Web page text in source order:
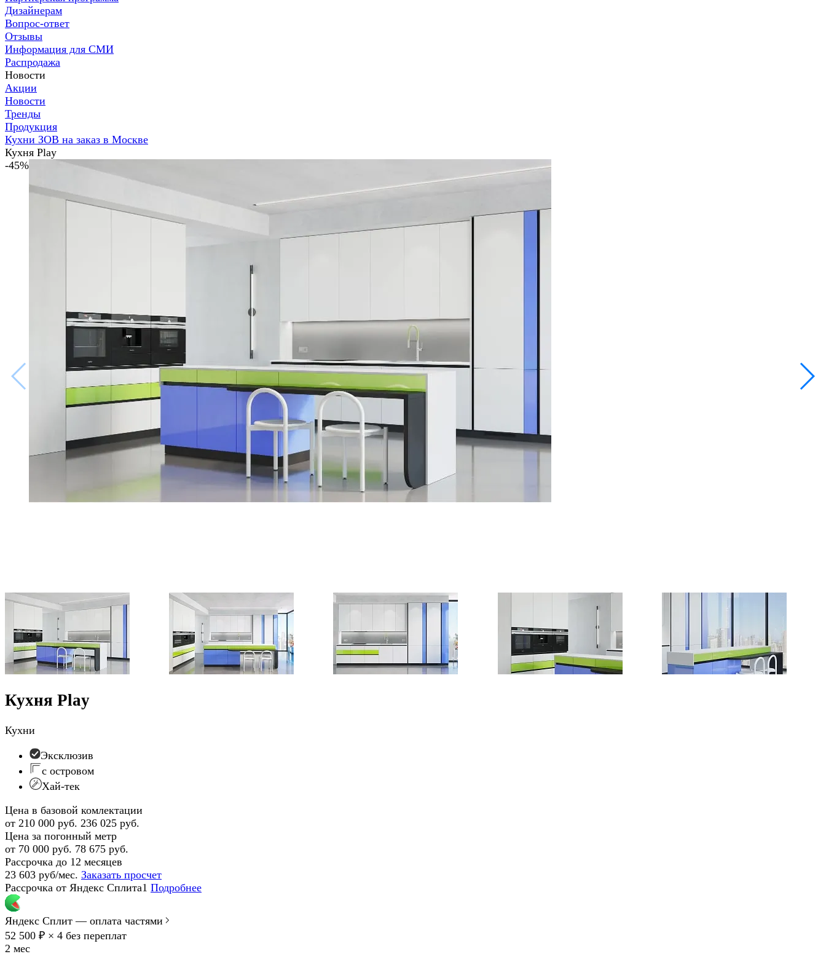
Дизайнерам
Вопрос-ответ
Отзывы
Информация для СМИ
Распродажа
Новости
Акции
Новости
Тренды
Продукция
Кухни ЗОВ на заказ в Москве
Кухня Play
-45%
Кухня Play
Кухни
Эксклюзив
с островом
Хай-тек
Цена в базовой комлектации
от 210 000 руб. 236 025 руб.
Цена за погонный метр
от 70 000 руб. 78 675 руб.
Рассрочка до 12 месяцев
23 603 руб/мес. Заказать просчет
Рассрочка от Яндекс Сплита1 Подробнее
Яндекс Сплит — оплата частями
52 500 ₽ × 4 без переплат
2 мес